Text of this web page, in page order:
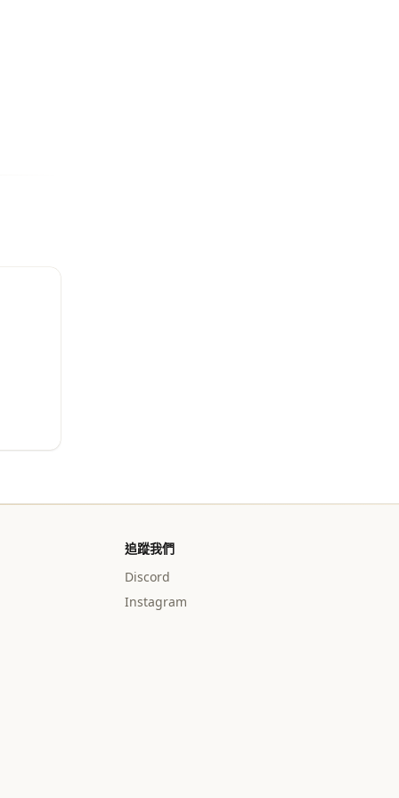
追蹤我們
Discord
Instagram